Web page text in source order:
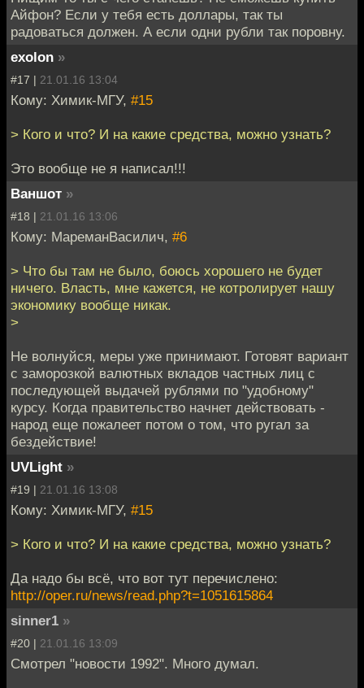
Айфон? Если у тебя есть доллары, так ты
радоваться должен. А если одни рубли так поровну.
exolon »
#17 | 21.01.16 13:04
Кому: Химик-МГУ, #15
> Кого и что? И на какие средства, можно узнать?
Это вообще не я написал!!!
Ваншот »
#18 | 21.01.16 13:06
Кому: МареманВасилич, #6
> Что бы там не было, боюсь хорошего не будет
ничего. Власть, мне кажется, не котролирует нашу
экономику вообще никак.
>
Не волнуйся, меры уже принимают. Готовят вариант
с заморозкой валютных вкладов частных лиц с
последующей выдачей рублями по "удобному"
курсу. Когда правительство начнет действовать -
народ еще пожалеет потом о том, что ругал за
бездействие!
UVLight »
#19 | 21.01.16 13:08
Кому: Химик-МГУ, #15
> Кого и что? И на какие средства, можно узнать?
Да надо бы всё, что вот тут перечислено:
http://oper.ru/news/read.php?t=1051615864
sinner1 »
#20 | 21.01.16 13:09
Смотрел "новости 1992". Много думал.